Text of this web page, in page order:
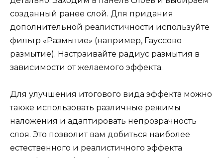
созданный ранее слой. Для придания
дополнительной реалистичности используйте
фильтр «Размытие» (например, Гауссово
размытие). Настраивайте радиус размытия в
зависимости от желаемого эффекта.
Для улучшения итогового вида эффекта можно
также использовать различные режимы
наложения и адаптировать непрозрачность
слоя. Это позволит вам добиться наиболее
естественного и реалистичного эффекта